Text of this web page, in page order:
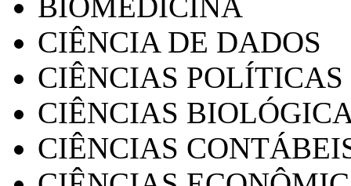
CIÊNCIA DE DADOS
CIÊNCIAS POLÍTICAS
CIÊNCIAS
CIÊNCIAS